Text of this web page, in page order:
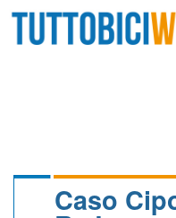
Caso